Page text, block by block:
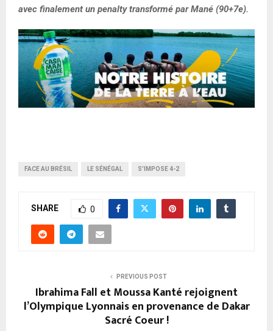
avec finalement un penalty transformé par Mané (90+7e).
FACE AU BRÉSIL LE SÉNÉGAL S’IMPOSE 4-2
SHARE 0
PREVIOUS POST
Ibrahima Fall et Moussa Kanté rejoignent
l’Olympique Lyonnais en provenance de Dakar
Sacré Coeur !